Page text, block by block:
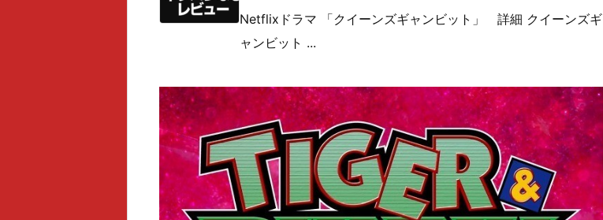
Netflixドラマ 「クイーンズギャンビット」 詳細 クイーンズギ
ャンビット ...